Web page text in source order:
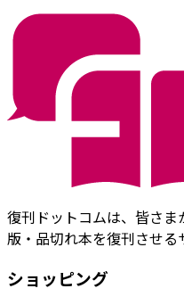
復刊ドットコムは、皆さ
版・品切れ本を復刊させる
ショッピング